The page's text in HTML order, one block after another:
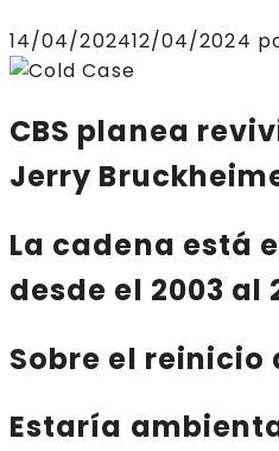
14/04/202412/04/2024
CBS planea
Jerry
La cadena está
desde el 2003 al
Sobre el reinicio
Estaría